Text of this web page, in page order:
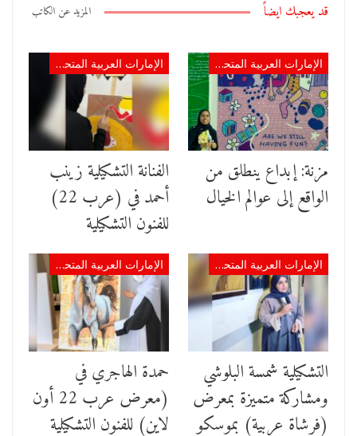
قد يعجبك ايضاً المزيد عن الكاتب
الإمارات العربية المتحدة
مزنة: إبداع ينطلق من
الواقع إلى عوالم الخيال
الإمارات العربية المتحدة
الفنانة التشكيلية زينب
أحمد في (عرب 22)
للفنون التشكيلية
الإمارات العربية المتحدة
التشكيلية شمسة البلوشي
ومشاركة متميزة بمعرض
(فرشاة عربية) بموسكو
الإمارات العربية المتحدة
حمدة الهاجري في
(معرض عرب 22 أون
لاين) للفنون التشكيلية